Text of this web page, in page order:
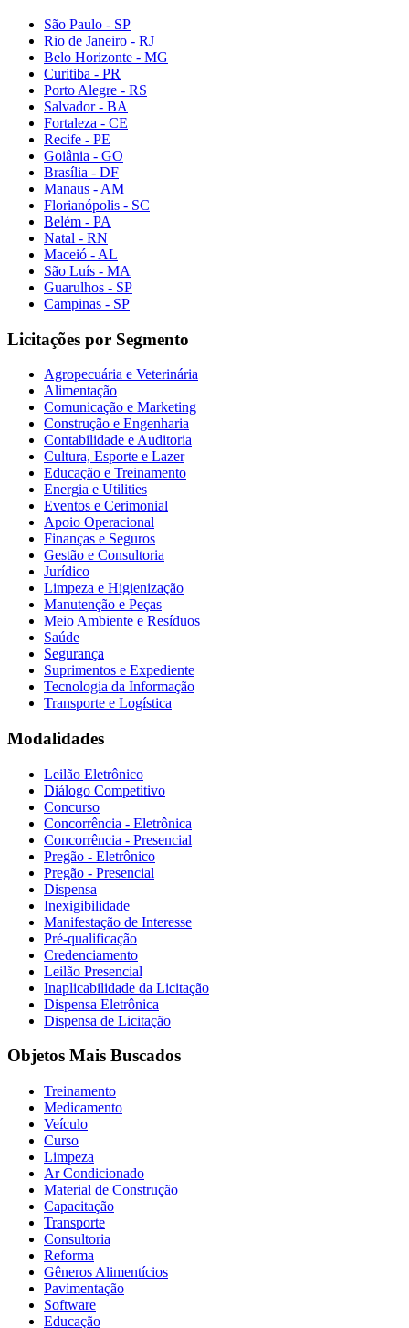
São Paulo - SP
Rio de Janeiro - RJ
Belo Horizonte - MG
Curitiba - PR
Porto Alegre - RS
Salvador - BA
Fortaleza - CE
Recife - PE
Goiânia - GO
Brasília - DF
Manaus - AM
Florianópolis - SC
Belém - PA
Natal - RN
Maceió - AL
São Luís - MA
Guarulhos - SP
Campinas - SP
Licitações por Segmento
Agropecuária e Veterinária
Alimentação
Comunicação e Marketing
Construção e Engenharia
Contabilidade e Auditoria
Cultura, Esporte e Lazer
Educação e Treinamento
Energia e Utilities
Eventos e Cerimonial
Apoio Operacional
Finanças e Seguros
Gestão e Consultoria
Jurídico
Limpeza e Higienização
Manutenção e Peças
Meio Ambiente e Resíduos
Saúde
Segurança
Suprimentos e Expediente
Tecnologia da Informação
Transporte e Logística
Modalidades
Leilão Eletrônico
Diálogo Competitivo
Concurso
Concorrência - Eletrônica
Concorrência - Presencial
Pregão - Eletrônico
Pregão - Presencial
Dispensa
Inexigibilidade
Manifestação de Interesse
Pré-qualificação
Credenciamento
Leilão Presencial
Inaplicabilidade da Licitação
Dispensa Eletrônica
Dispensa de Licitação
Objetos Mais Buscados
Treinamento
Medicamento
Veículo
Curso
Limpeza
Ar Condicionado
Material de Construção
Capacitação
Transporte
Consultoria
Reforma
Gêneros Alimentícios
Pavimentação
Software
Educação